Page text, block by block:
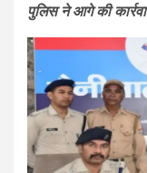
पुलिस ने आगे की